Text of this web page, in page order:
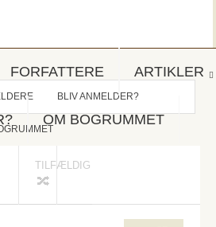
FORFATTERE ARTIKLER
OM BOGRUMMET
BLIV ANMELDER?
TILFÆLDIG